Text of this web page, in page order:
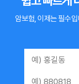
암보험, 이제는 필수입